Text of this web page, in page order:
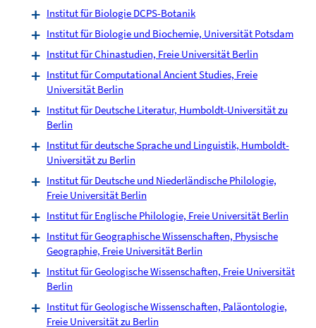
Institut für Biologie DCPS-Botanik
Institut für Biologie und Biochemie, Universität Potsdam
Institut für Chinastudien, Freie Universität Berlin
Institut für Computational Ancient Studies, Freie
Universität Berlin
Institut für Deutsche Literatur, Humboldt-Universität zu
Berlin
Institut für deutsche Sprache und Linguistik, Humboldt-
Universität zu Berlin
Institut für Deutsche und Niederländische Philologie,
Freie Universität Berlin
Institut für Englische Philologie, Freie Universität Berlin
Institut für Geographische Wissenschaften, Physische
Geographie, Freie Universität Berlin
Institut für Geologische Wissenschaften, Freie Universität
Berlin
Institut für Geologische Wissenschaften, Paläontologie,
Freie Universität zu Berlin